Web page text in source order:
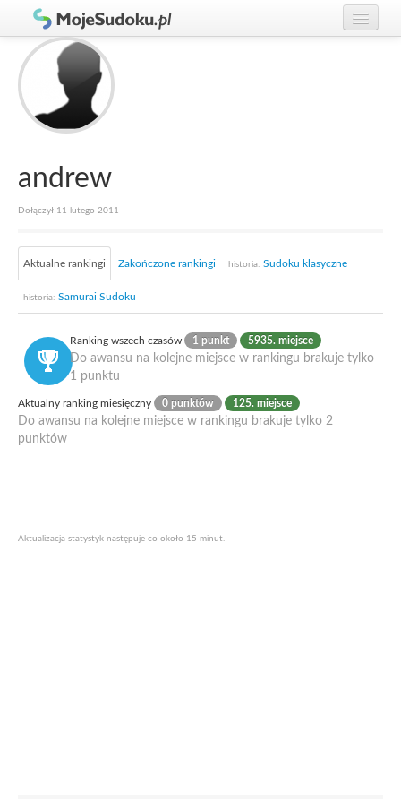
Graj w Sudoku!
Zasady Sudoku
Rankingi
Gracze
andrew
Dołączył 11 lutego 2011
Aktualne rankingi Zakończone rankingi historia: Sudoku klasyczne
historia: Samurai Sudoku
Ranking wszech czasów 1 punkt 5935. miejsce
Do awansu na kolejne miejsce w rankingu brakuje tylko
1 punktu
Aktualny ranking miesięczny 0 punktów 125. miejsce
Do awansu na kolejne miejsce w rankingu brakuje tylko 2
punktów
Aktualizacja statystyk następuje co około 15 minut.